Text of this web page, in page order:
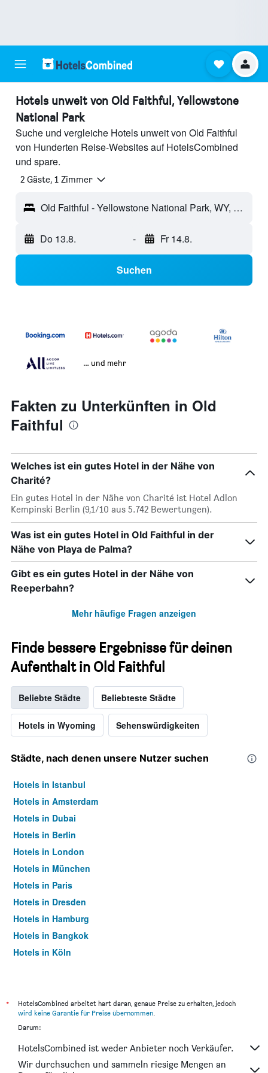
Hotels unweit von Old Faithful, Yellowstone
National Park
Suche und vergleiche Hotels unweit von Old Faithful
von Hunderten Reise-Websites auf HotelsCombined
und spare.
2 Gäste, 1 Zimmer
Old Faithful - Yellowstone National Park, WY, USA
Do 13.8. - Fr 14.8.
Suchen
… und mehr
Fakten zu Unterkünften in Old
Faithful
Welches ist ein gutes Hotel in der Nähe von
Charité?
Ein gutes Hotel in der Nähe von Charité ist Hotel Adlon
Kempinski Berlin (9,1/10 aus 5.742 Bewertungen).
Was ist ein gutes Hotel in Old Faithful in der
Nähe von Playa de Palma?
Gibt es ein gutes Hotel in der Nähe von
Reeperbahn?
Mehr häufige Fragen anzeigen
Finde bessere Ergebnisse für deinen
Aufenthalt in Old Faithful
Beliebte Städte Beliebteste Städte
Hotels in Wyoming Sehenswürdigkeiten
Städte, nach denen unsere Nutzer suchen
Hotels in Istanbul
Hotels in Amsterdam
Hotels in Dubai
Hotels in Berlin
Hotels in London
Hotels in München
Hotels in Paris
Hotels in Dresden
Hotels in Hamburg
Hotels in Bangkok
Hotels in Köln
*
HotelsCombined arbeitet hart daran, genaue Preise zu erhalten, jedoch
wird keine Garantie für Preise übernommen.
Darum:
HotelsCombined ist weder Anbieter noch Verkäufer.
Wir durchsuchen und sammeln riesige Mengen an